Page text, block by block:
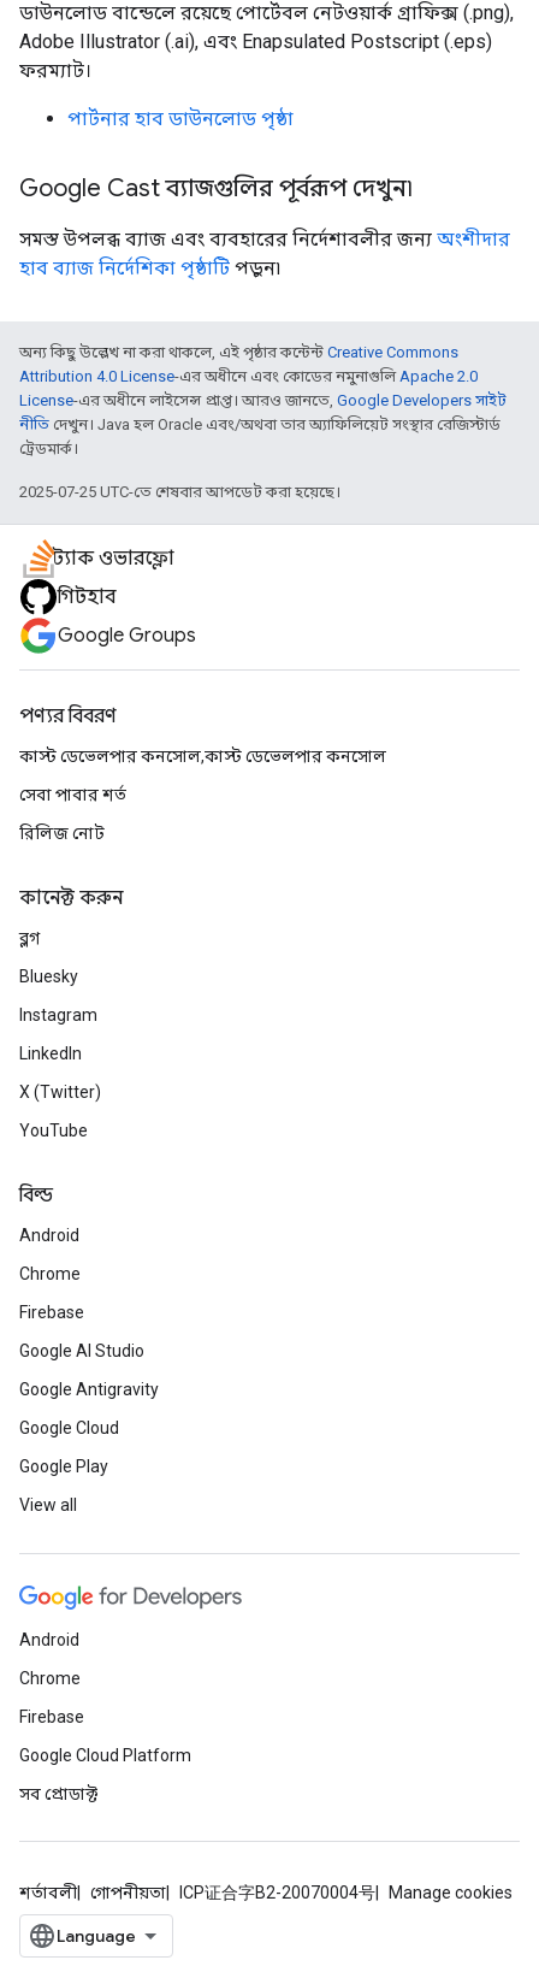
ডাউনলোড বান্ডেলে রয়েছে পোর্টেবল নেটওয়ার্ক গ্রাফিক্স (.png),
Adobe Illustrator (.ai), এবং Enapsulated Postscript (.eps)
ফরম্যাট।
পার্টনার হাব ডাউনলোড পৃষ্ঠা
Google Cast ব্যাজগুলির পূর্বরূপ দেখুন৷
সমস্ত উপলব্ধ ব্যাজ এবং ব্যবহারের নির্দেশাবলীর জন্য অংশীদার
হাব ব্যাজ নির্দেশিকা পৃষ্ঠাটি পড়ুন৷
অন্য কিছু উল্লেখ না করা থাকলে, এই পৃষ্ঠার কন্টেন্ট Creative Commons
Attribution 4.0 License-এর অধীনে এবং কোডের নমুনাগুলিApache 2.0
License-এর অধীনে লাইসেন্স প্রাপ্ত। আরও জানতে, Google Developers সাইট
নীতি দেখুন। Java হল Oracle এবং/অথবা তার অ্যাফিলিয়েট সংস্থার রেজিস্টার্ড
ট্রেডমার্ক।
2025-07-25 UTC-তে শেষবার আপডেট করা হয়েছে।
স্ট্যাক ওভারফ্লো
গিটহাব
Google Groups
পণ্যর বিবরণ
কাস্ট ডেভেলপার কনসোল,কাস্ট ডেভেলপার কনসোল
সেবা পাবার শর্ত
রিলিজ নোট
কানেক্ট করুন
ব্লগ
Bluesky
Instagram
LinkedIn
X (Twitter)
YouTube
বিল্ড
Android
Chrome
Firebase
Google AI Studio
Google Antigravity
Google Cloud
Google Play
View all
Android
Chrome
Firebase
Google Cloud Platform
সব প্রোডাক্ট
শর্তাবলী গোপনীয়তা ICP证合字B2-20070004号 Manage cookies